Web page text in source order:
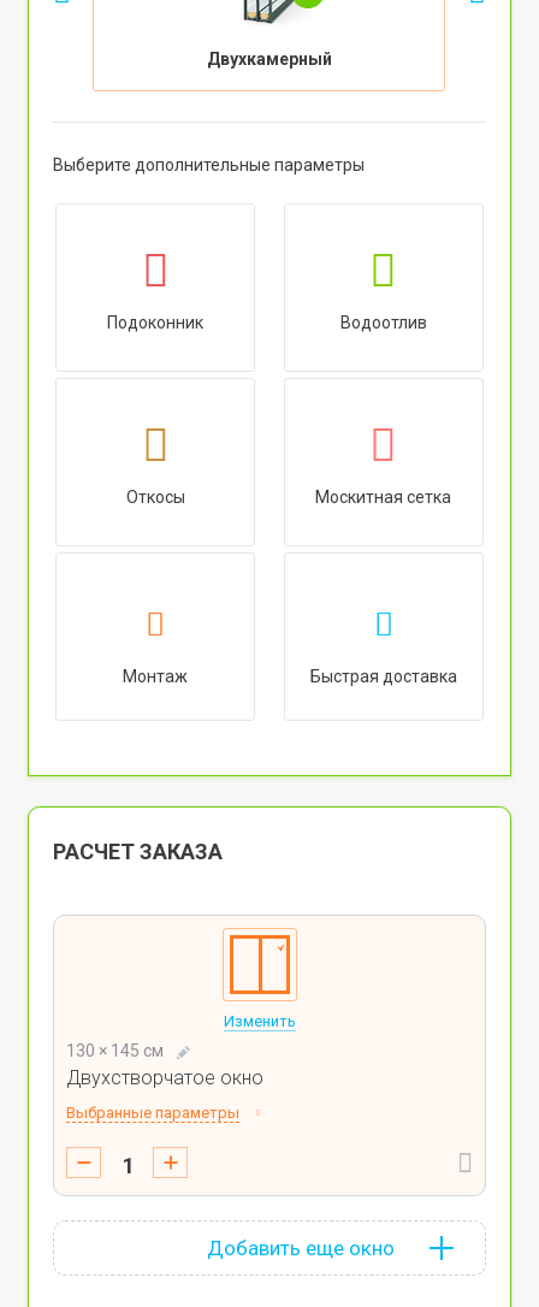
Двухкамерный
Выберите дополнительные параметры
Подоконник Водоотлив
Откосы Москитная сетка
Монтаж Быстрая доставка
РАСЧЕТ ЗАКАЗА
Изменить
130 × 145 см
Двухстворчатое окно
Выбранные параметры
Добавить еще окно